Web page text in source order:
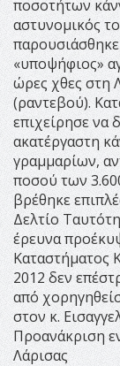
ποσοτήτων
αστυνομικός
«υποψήφιος»
ώρες χθες στη
(ραντεβού).
επιχείρησε να
ακατέργαστη
γραμμαρίων,
ποσού των
βρέθηκε
Δελτίο
έρευνα
Καταστήματος
2012 δεν
από
στον κ.
Προανάκριση
Λάρισας